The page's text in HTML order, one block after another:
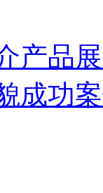
产品
成功